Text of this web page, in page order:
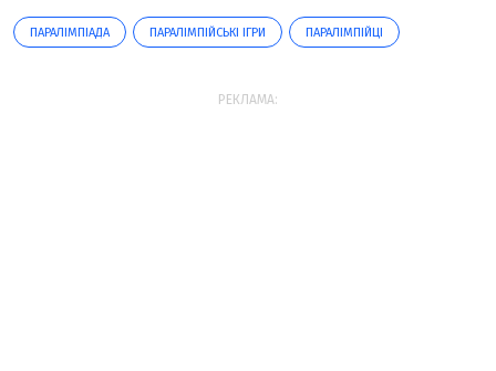
ПАРАЛІМПІАДА ПАРАЛІМПІЙСЬКІ ІГРИ ПАРАЛІМПІЙЦІ
РЕКЛАМА: